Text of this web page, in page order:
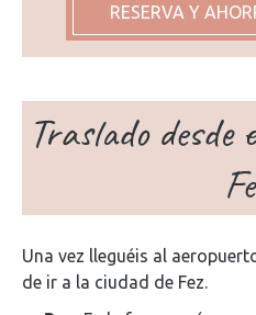
RESERVA Y
Traslado desde
Una vez lleguéis al
de ir a la ciudad de Fez.